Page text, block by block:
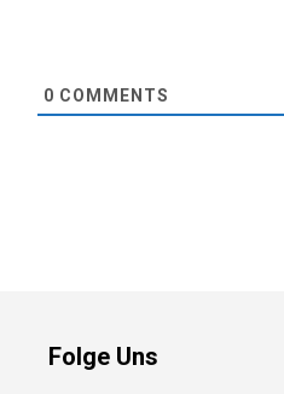
0 COMMENTS
Folge Uns